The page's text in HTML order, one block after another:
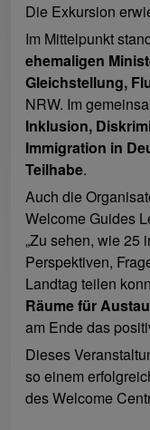
Die Exkursion
Im Mittelpunkt
ehemaligen
Gleichstellung,
NRW. Im
Inklusion,
Immigration in
Teilhabe.
Auch die
Welcome Guides
„Zu sehen, wie 25
Perspektiven,
Landtag teilen
Räume für
am Ende das
Dieses
so einem
des Welcome